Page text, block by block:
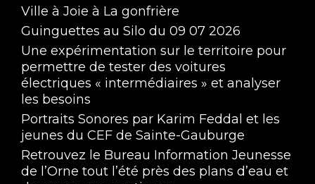
Interview de Michel Hillion et Yoann Néris,
membres de la Commission Éthique et
Citoyenneté, du District de l'Orne de football
Mar 27, 2025 • 14:50
Ville à Joie à La gonfrière
Guinguettes au Silo du 09 07 2026
Une expérimentation sur le territoire pour
permettre de tester des voitures
électriques « intermédiaires » et analyser
les besoins
Portraits Sonores par Karim Feddal et les
jeunes du CEF de Sainte-Gauburge
Retrouvez le Bureau Information Jeunesse
de l’Orne tout l’été près des plans d’eau et